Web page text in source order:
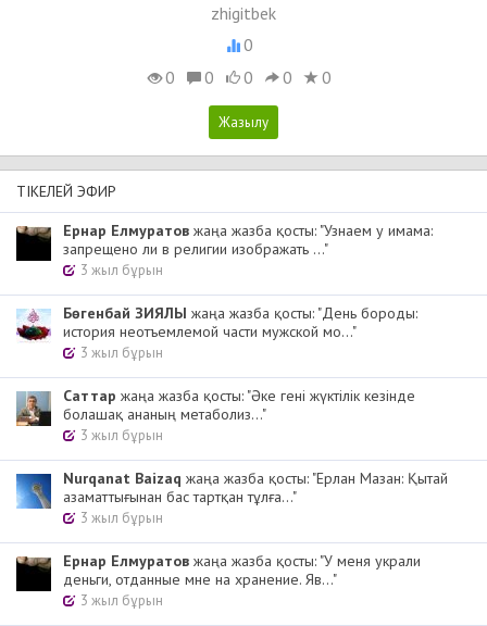
zhigitbek
0
0
0 0 0 0
ТІКЕЛЕЙ ЭФИР
Ернар Елмуратов жаңа жазба қосты: "Узнаем у имама:
запрещено ли в религии изображать ..."
3 жыл бұрын
Бөгенбай ЗИЯЛЫ жаңа жазба қосты: "День бороды:
история неотъемлемой части мужской мо..."
3 жыл бұрын
Cаттар жаңа жазба қосты: "Әке гені жүктілік кезінде
болашақ ананың метаболиз..."
3 жыл бұрын
Nurqanat Baizaq жаңа жазба қосты: "Ерлан Мазан: Қытай
азаматтығынан бас тартқан тұлға..."
3 жыл бұрын
Ернар Елмуратов жаңа жазба қосты: "У меня украли
деньги, отданные мне на хранение. Яв..."
3 жыл бұрын